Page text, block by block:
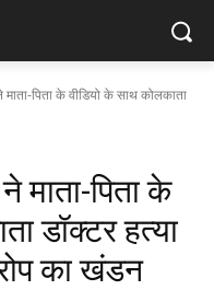
माता-पिता के वीडियो के साथ कोलकाता
माता-पिता के
डॉक्टर हत्या
का खंडन